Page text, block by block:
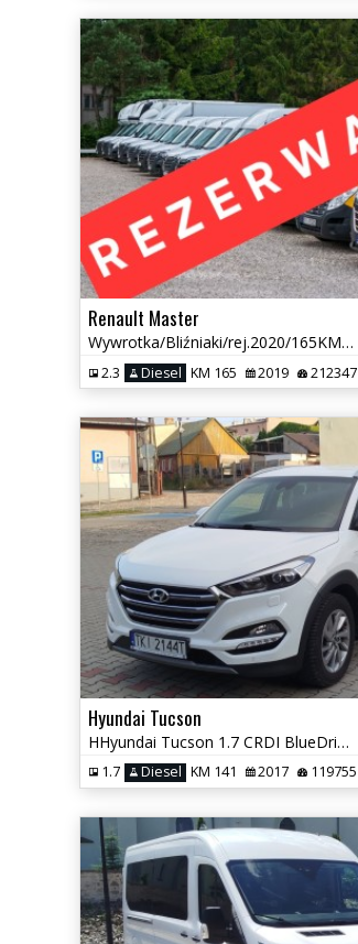
Renault Master
Wywrotka/Bliźniaki/rej.2020/165KM/Salon PL/Super stan/7 osób/Gwarancja
2.3 Diesel KM 165 2019 212347
Hyundai Tucson
HHyundai Tucson 1.7 CRDI BlueDrive GO Plus 2WD DCT
1.7 Diesel KM 141 2017 119755